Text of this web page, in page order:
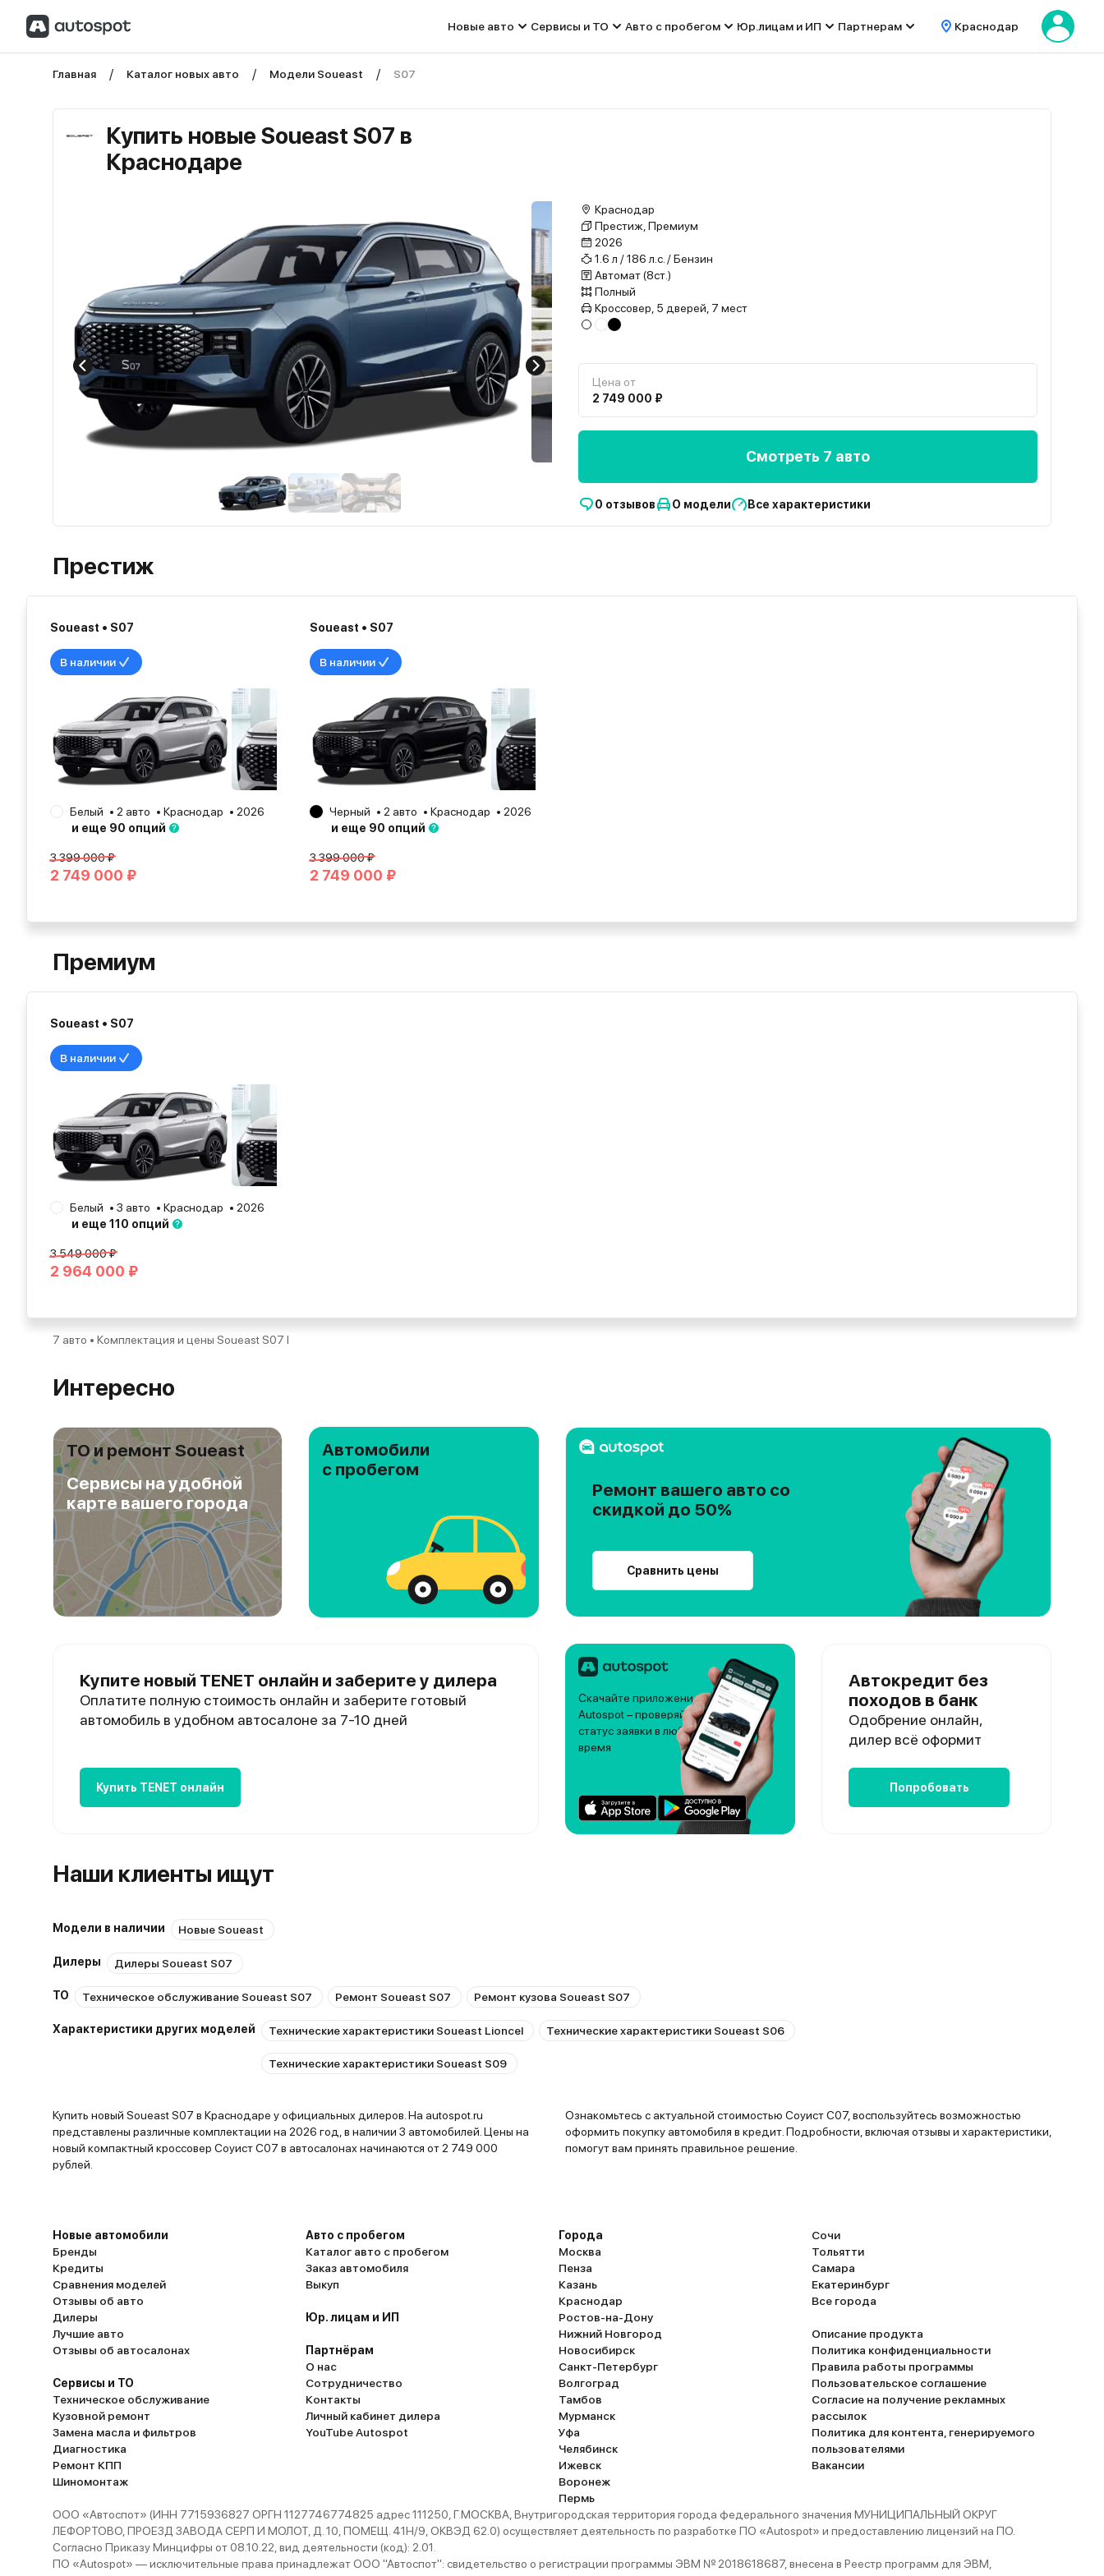
Новые авто Сервисы и ТО Авто с пробегом Юр.лицам и ИП Партнерам Краснодар
Главная Каталог новых авто Модели Soueast S07
Купить новые Soueast S07 в
Краснодаре
Краснодар
Престиж, Премиум
2026
1.6 л / 186 л.с. / Бензин
Автомат (8ст.)
Полный
Кроссовер, 5 дверей, 7 мест
Цена от
2 749 000 ₽
Смотреть 7 авто
0 отзывов О модели Все характеристики
Престиж
Soueast • S07
В наличии
Белый 2 авто Краснодар
2026
и еще 90 опций
3 399 000 ₽
2 749 000 ₽
Soueast • S07
В наличии
Черный 2 авто Краснодар
2026
и еще 90 опций
3 399 000 ₽
2 749 000 ₽
Премиум
Soueast • S07
В наличии
Белый 3 авто Краснодар
2026
и еще 110 опций
3 549 000 ₽
2 964 000 ₽
7 авто • Комплектация и цены Soueast S07 I
Интересно
ТО и ремонт Soueast
Сервисы на удобной
карте вашего города
Автомобили
с пробегом
Ремонт вашего авто со
скидкой до 50%
Сравнить цены
Купите новый TENET онлайн и заберите у дилера
Оплатите полную стоимость онлайн и заберите готовый
автомобиль в удобном автосалоне за 7-10 дней
Купить TENET онлайн
Скачайте приложение
Autospot – проверяйте
статус заявки в любое
время
Автокредит без
походов в банк
Одобрение онлайн,
дилер всё оформит
Попробовать
Наши клиенты ищут
Модели в наличии Новые Soueast
Дилеры Дилеры Soueast S07
ТО Техническое обслуживание Soueast S07 Ремонт Soueast S07 Ремонт кузова Soueast S07
Характеристики других моделей Технические характеристики Soueast Lioncel Технические характеристики Soueast S06
Технические характеристики Soueast S09
Купить новый Soueast S07 в Краснодаре у официальных дилеров. На autospot.ru
представлены различные комплектации на 2026 год, в наличии 3 автомобилей. Цены на
новый компактный кроссовер Соуист С07 в автосалонах начинаются от 2 749 000
рублей.
Ознакомьтесь с актуальной стоимостью Соуист С07, воспользуйтесь возможностью
оформить покупку автомобиля в кредит. Подробности, включая отзывы и характеристики,
помогут вам принять правильное решение.
Новые автомобили
Бренды
Кредиты
Сравнения моделей
Отзывы об авто
Дилеры
Лучшие авто
Отзывы об автосалонах
Сервисы и ТО
Техническое обслуживание
Кузовной ремонт
Замена масла и фильтров
Диагностика
Ремонт КПП
Шиномонтаж
Авто с пробегом
Каталог авто с пробегом
Заказ автомобиля
Выкуп
Юр. лицам и ИП
Партнёрам
О нас
Сотрудничество
Контакты
Личный кабинет дилера
YouTube Autospot
Города
Москва
Пенза
Казань
Краснодар
Ростов-на-Дону
Нижний Новгород
Новосибирск
Санкт-Петербург
Волгоград
Тамбов
Мурманск
Уфа
Челябинск
Ижевск
Воронеж
Пермь
Сочи
Тольятти
Самара
Екатеринбург
Все города
Описание продукта
Политика конфиденциальности
Правила работы программы
Пользовательское соглашение
Согласие на получение рекламных
рассылок
Политика для контента, генерируемого
пользователями
Вакансии
ООО «Автоспот» (ИНН 7715936827 ОРГН 1127746774825 адрес 111250, Г.МОСКВА, Внутригородская территория города федерального значения МУНИЦИПАЛЬНЫЙ ОКРУГ
ЛЕФОРТОВО, ПРОЕЗД ЗАВОДА СЕРП И МОЛОТ, Д. 10, ПОМЕЩ. 41Н/9, ОКВЭД 62.0) осуществляет деятельность по разработке ПО «Autospot» и предоставлению лицензий на ПО.
Согласно Приказу Минцифры от 08.10.22, вид деятельности (код): 2.01.
ПО «Autospot» — исключительные права принадлежат ООО "Автоспот": свидетельство о регистрации программы ЭВМ № 2018618687, внесена в Реестр программ для ЭВМ,